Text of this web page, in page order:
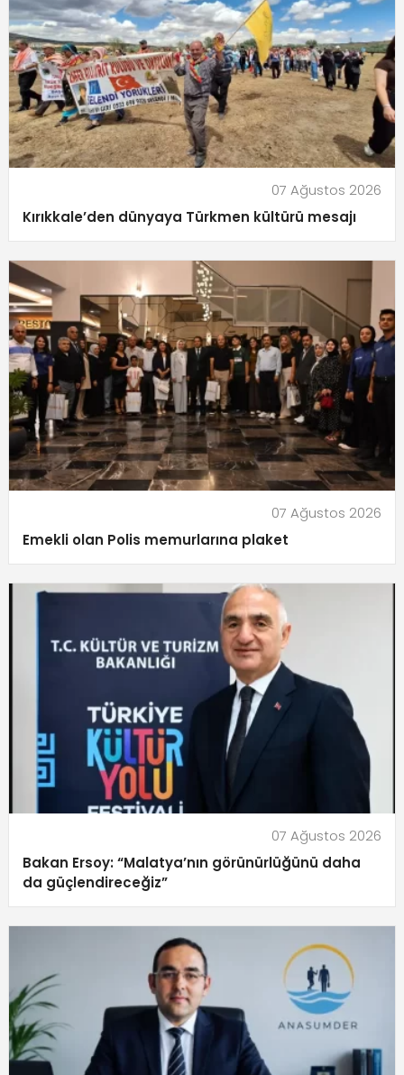
07 Ağustos 2026
Kırıkkale’den dünyaya Türkmen kültürü mesajı
07 Ağustos 2026
Emekli olan Polis memurlarına plaket
07 Ağustos 2026
Bakan Ersoy: “Malatya’nın görünürlüğünü daha
da güçlendireceğiz”